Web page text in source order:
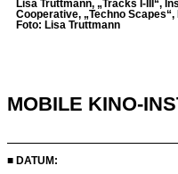
Lisa Truttmann, „Tracks I-III“,
Cooperative, „Techno
Foto: Lisa Truttmann
MOBILE KINO-
■ DATUM: